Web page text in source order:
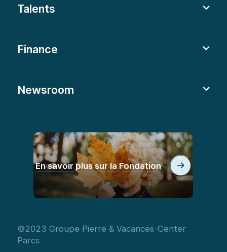
Talents
Finance
Newsroom
En savoir plus sur la Fondation
©2023 Groupe Pierre & Vacances-Center
Parcs